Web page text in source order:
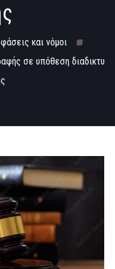
και νόμοι
σε υπόθεση διαδικτυ